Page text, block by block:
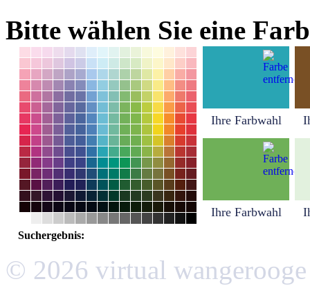
Bitte wählen Sie eine
Ihre Farbwahl
Ihre Farbwahl
Suchergebnis:
© 2026 virtual wangerooge